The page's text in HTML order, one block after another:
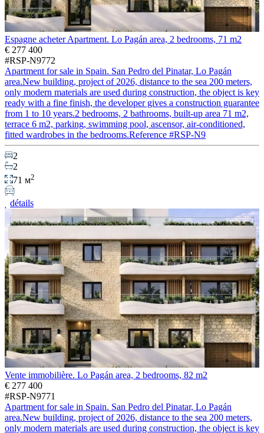
Espagne acheter Apartment. Lo Pagán area, 2 bedrooms, 71 m2
€ 277 400
#RSP-N9772
Apartment for sale in Spain. San Pedro del Pinatar, Lo Pagán
area.New building, project of 2026, distance to the sea 200 meters,
only modern materials are used during construction, the object is key
ready with a fine finish, the developer gives a construction guarantee
from 1 to 10 years.2 bedrooms, 2 bathrooms, built-up area 71 m2,
terrace 6 m2, parking, swimming pool, ascensor, air-conditioned,
fitted wardrobes in the bedrooms.Reference #RSP-N9
2
2
71 м2
détails
Vente immobilière. Lo Pagán area, 2 bedrooms, 82 m2
€ 277 400
#RSP-N9771
Apartment for sale in Spain. San Pedro del Pinatar, Lo Pagán
area.New building, project of 2026, distance to the sea 200 meters,
only modern materials are used during construction, the object is key